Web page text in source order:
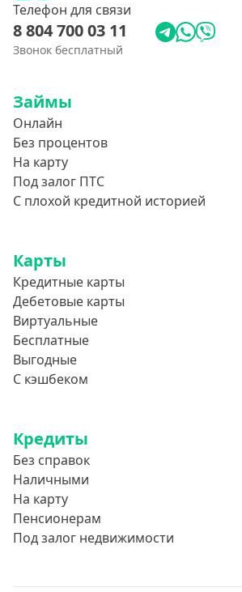
Телефон для связи
8 804 700 03 11
Звонок бесплатный
Займы
Онлайн
Без процентов
На карту
Под залог ПТС
С плохой кредитной историей
Карты
Кредитные карты
Дебетовые карты
Виртуальные
Бесплатные
Выгодные
С кэшбеком
Кредиты
Без справок
Наличными
На карту
Пенсионерам
Под залог недвижимости